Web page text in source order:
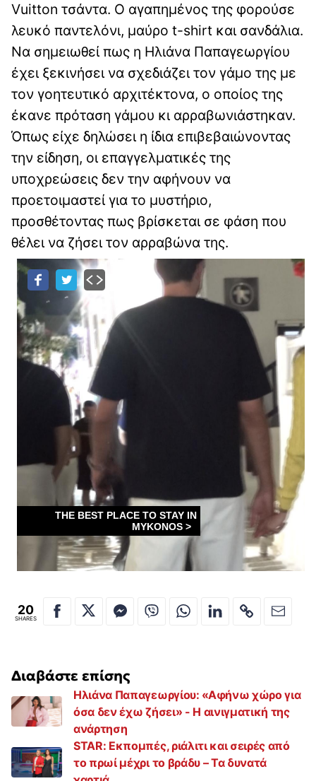
Vuitton τσάντα. Ο αγαπημένος της φορούσε
λευκό παντελόνι, μαύρο t-shirt και σανδάλια.
Να σημειωθεί πως η Ηλιάνα Παπαγεωργίου
έχει ξεκινήσει να σχεδιάζει τον γάμο της με
τον γοητευτικό αρχιτέκτονα, ο οποίος της
έκανε πρόταση γάμου κι αρραβωνιάστηκαν.
Όπως είχε δηλώσει η ίδια επιβεβαιώνοντας
την είδηση, οι επαγγελματικές της
υποχρεώσεις δεν την αφήνουν να
προετοιμαστεί για το μυστήριο,
προσθέτοντας πως βρίσκεται σε φάση που
θέλει να ζήσει τον αρραβώνα της.
20
SHARES
Διαβάστε επίσης
Ηλιάνα Παπαγεωργίου: «Αφήνω χώρο για
όσα δεν έχω ζήσει» - Η αινιγματική της
ανάρτηση
STAR: Εκπομπές, ριάλιτι και σειρές από
το πρωί μέχρι το βράδυ – Τα δυνατά